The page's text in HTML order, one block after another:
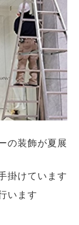
の装飾が夏展
掛けています
います